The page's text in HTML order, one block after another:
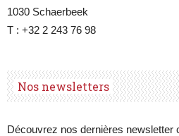
1030 Schaerbeek
T : +32 2 243 76 98
Nos newsletters
Découvrez nos dernières newsletter